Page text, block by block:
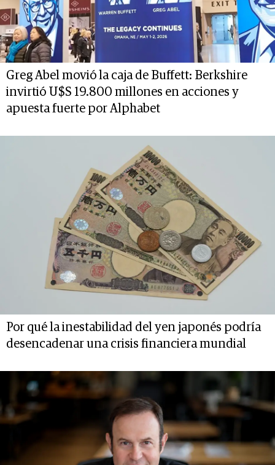
Greg Abel movió la caja de Buffett: Berkshire
invirtió U$S 19.800 millones en acciones y
apuesta fuerte por Alphabet
Por qué la inestabilidad del yen japonés podría
desencadenar una crisis financiera mundial